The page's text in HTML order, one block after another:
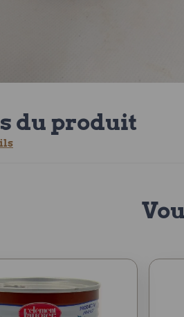
du produit